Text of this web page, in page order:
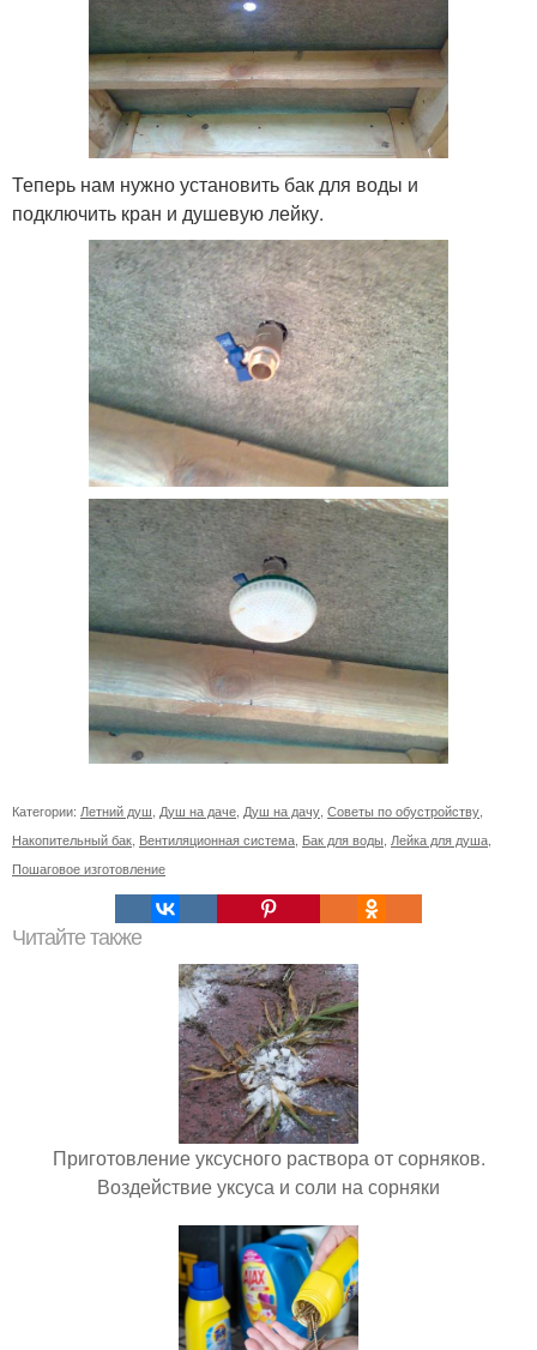
Теперь нам нужно установить бак для воды и
подключить кран и душевую лейку.
Категории: Летний душ, Душ на даче, Душ на дачу, Советы по обустройству,
Накопительный бак, Вентиляционная система, Бак для воды, Лейка для душа,
Пошаговое изготовление
Читайте также
Приготовление уксусного раствора от сорняков.
Воздействие уксуса и соли на сорняки